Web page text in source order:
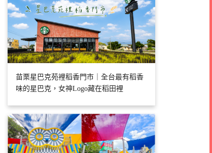
苗栗星巴克苑裡稻香門市｜全台最有稻香
味的星巴克，女神Logo藏在稻田裡